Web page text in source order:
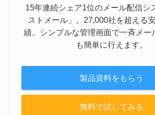
15年連続シェア1位のメール配信シ
ストメール」。27,000社を超える
績。シンプルな管理画面で一斉メー
も簡単に行えます。
製品資料をもらう
無料で試してみる